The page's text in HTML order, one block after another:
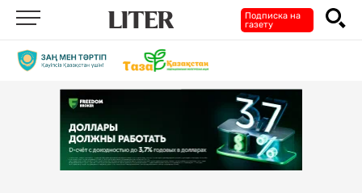
Подписка на
газету